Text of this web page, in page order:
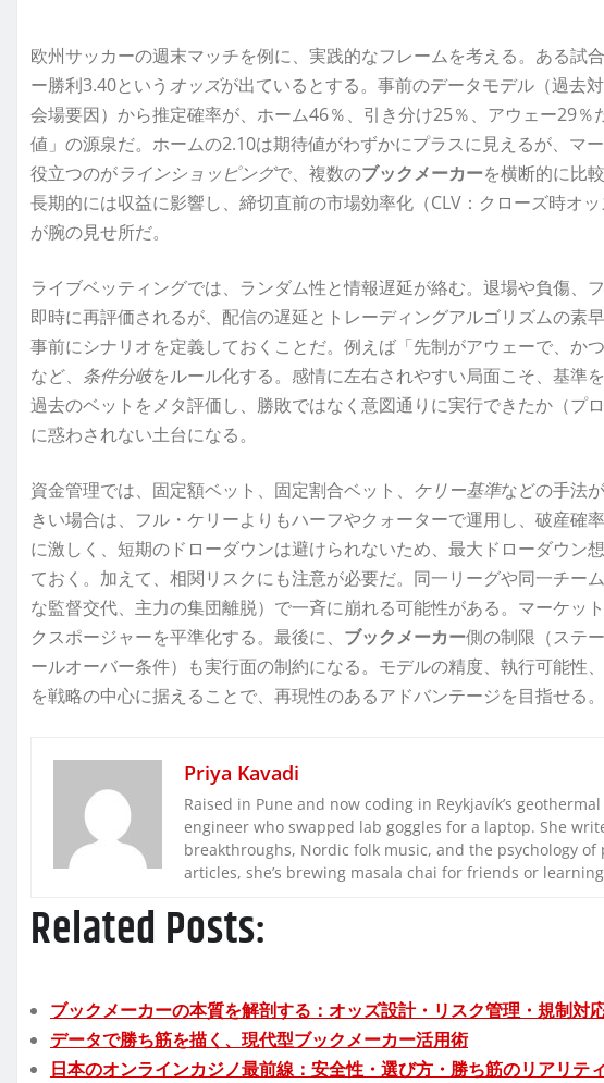
欧州サッカーの週末マッチを例に、実践的なフレームを考える。ある試
ー勝利3.40という オッズが出ているとする。事前のデータモデル（過去
会場要因）から推定確率が、ホーム46％、引き分け25％、アウェー29
値」の源泉だ。ホームの2.10は期待値がわずかにプラスに見えるが、マ
役立つのがラインショッピングで、複数のブックメーカーを横断的に比
長期的には収益に影響し、締切直前の市場効率化（CLV：クローズ時オ
が腕の見せ所だ。
ライブベッティングでは、ランダム性と情報遅延が絡む。退場や負傷、
即時に再評価されるが、配信の遅延とトレーディングアルゴリズムの素
事前にシナリオを定義しておくことだ。例えば「先制がアウェーで、か
など、 条件分岐をルール化する。感情に左右されやすい局面こそ、基準
過去のベットをメタ評価し、勝敗ではなく意図通りに実行できたか（プ
に惑わされない土台になる。
資金管理では、固定額ベット、固定割合ベット、 ケリー基準などの手法
きい場合は、フル・ケリーよりもハーフやクォーターで運用し、破産確
に激しく、短期のドローダウンは避けられないため、最大ドローダウン
ておく。加えて、相関リスクにも注意が必要だ。同一リーグや同一チー
な監督交代、主力の集団離脱）で一斉に崩れる可能性がある。マーケッ
クスポージャーを平準化する。最後に、 ブックメーカー側の制限（ステ
ールオーバー条件）も実行面の制約になる。モデルの精度、執行可能性
を戦略の中心に据えることで、再現性のあるアドバンテージを目指せる。
Priya Kavadi
Raised in Pune and now coding in Reykjavík’s
engineer who swapped lab goggles for a laptop. She
breakthroughs, Nordic folk music, and the psychology
articles, she’s brewing masala chai for friends or
Related Posts:
ブックメーカーの本質を解剖する：オッズ設計・リスク管理・規制対
データで勝ち筋を描く、現代型ブックメーカー活用術
日本のオンラインカジノ最前線：安全性・選び方・勝ち筋のリアリティ